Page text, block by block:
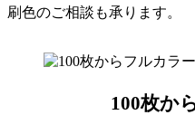
刷色のご相談も承ります。
100枚か